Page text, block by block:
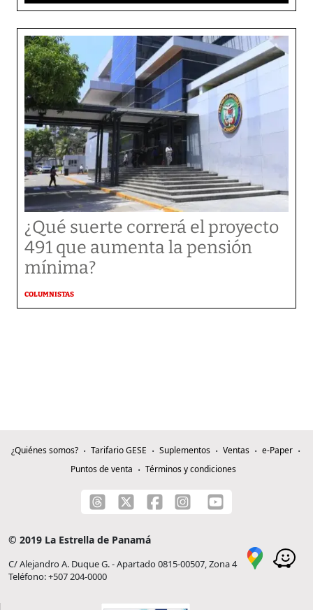
¿Qué suerte correrá el proyecto
491 que aumenta la pensión
mínima?
COLUMNISTAS
¿Quiénes somos? Tarifario GESE Suplementos Ventas
e-Paper
Puntos de venta
Términos y condiciones
© 2019 La Estrella de Panamá
C/ Alejandro A. Duque G. - Apartado 0815-00507, Zona 4
Teléfono: +507 204-0000